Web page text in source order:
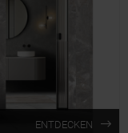
ENTDECKEN